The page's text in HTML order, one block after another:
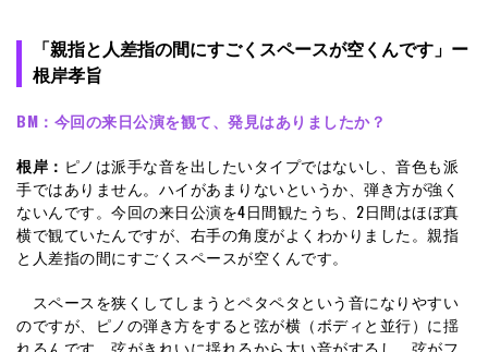
「親指と人差指の間にすごくスペースが空くんです」ー
根岸孝旨
BM： 今回の来日公演を観て、発見はありましたか？
根岸： ピノは派手な音を出したいタイプではないし、音色も派
手ではありません。ハイがあまりないというか、弾き方が強く
ないんです。今回の来日公演を4日間観たうち、2日間はほぼ真
横で観ていたんですが、右手の角度がよくわかりました。親指
と人差指の間にすごくスペースが空くんです。
スペースを狭くしてしまうとペタペタという音になりやすい
のですが、ピノの弾き方をすると弦が横（ボディと並行）に揺
れるんです。弦がきれいに揺れるから太い音がするし、弦がフ